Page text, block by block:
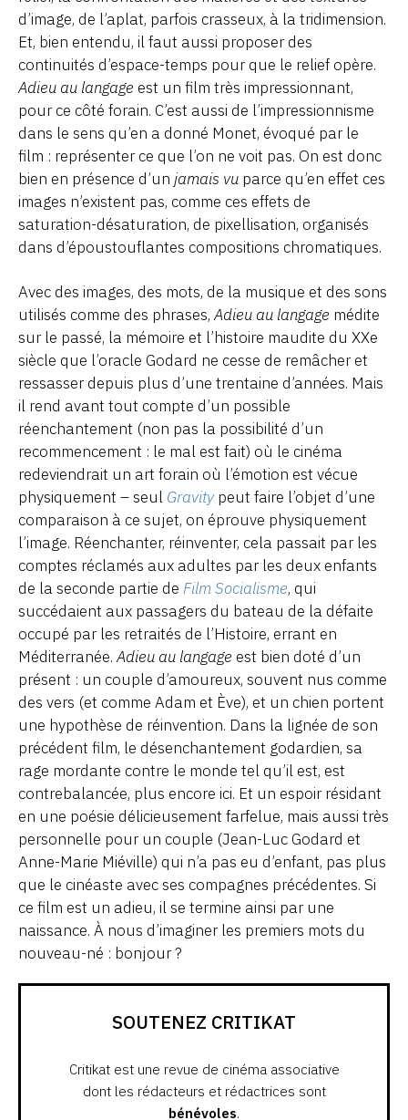
d’image, de l’aplat, parfois crasseux, à la tridimension.
Et, bien entendu, il faut aussi proposer des
continuités d’espace-temps pour que le relief opère.
Adieu au langage est un film très impressionnant,
pour ce côté forain. C’est aussi de l’impressionnisme
dans le sens qu’en a donné Monet, évoqué par le
film : représenter ce que l’on ne voit pas. On est donc
bien en présence d’un jamais vu parce qu’en effet ces
images n’existent pas, comme ces effets de
saturation-désaturation, de pixellisation, organisés
dans d’époustouflantes compositions chromatiques.
Avec des images, des mots, de la musique et des sons
utilisés comme des phrases,Adieu au langage médite
sur le passé, la mémoire et l’histoire maudite du XXe
siècle que l’oracle Godard ne cesse de remâcher et
ressasser depuis plus d’une trentaine d’années. Mais
il rend avant tout compte d’un possible
réenchantement (non pas la possibilité d’un
recommencement : le mal est fait) où le cinéma
redeviendrait un art forain où l’émotion est vécue
physiquement – seul Gravitypeut faire l’objet d’une
comparaison à ce sujet, on éprouve physiquement
l’image. Réenchanter, réinventer, cela passait par les
comptes réclamés aux adultes par les deux enfants
de la seconde partie de Film Socialisme, qui
succédaient aux passagers du bateau de la défaite
occupé par les retraités de l’Histoire, errant en
Méditerranée.Adieu au langage est bien doté d’un
présent : un couple d’amoureux, souvent nus comme
des vers (et comme Adam et Ève), et un chien portent
une hypothèse de réinvention. Dans la lignée de son
précédent film, le désenchantement godardien, sa
rage mordante contre le monde tel qu’il est, est
contrebalancée, plus encore ici. Et un espoir résidant
en une poésie délicieusement farfelue, mais aussi très
personnelle pour un couple (Jean-Luc Godard et
Anne-Marie Miéville) qui n’a pas eu d’enfant, pas plus
que le cinéaste avec ses compagnes précédentes. Si
ce film est un adieu, il se termine ainsi par une
naissance. À nous d’imaginer les premiers mots du
nouveau-né : bonjour ?
SOUTENEZ CRITIKAT
Critikat est une revue de cinéma associative
dont les rédacteurs et rédactrices sont
bénévoles.